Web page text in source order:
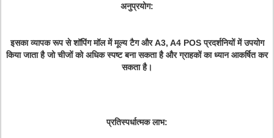
अनुप्रयोग:
इसका व्यापक रूप से शॉपिंग मॉल में मूल्य टैग और A3, A4 POS प्रदर्शनियों में उपयोग
किया जाता है जो चीजों को अधिक स्पष्ट बना सकता है और ग्राहकों का ध्यान आकर्षित कर
सकता है।
प्रतिस्पर्धात्मक लाभ: